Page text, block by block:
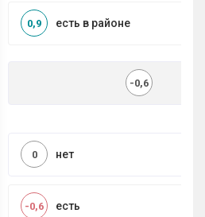
есть в районе
0,9
-0,6
нет
0
есть
-0,6